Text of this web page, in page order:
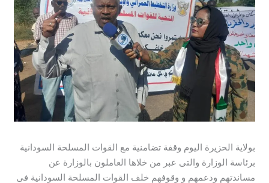
بولاية الحزيرة اليوم وقفة تضامنية مع القوات المسلحة السودانية
برئاسة الوزارة والتى عبر من خلاها العاملون بالوزارة عن
مساندتهم ودعمهم و وقوفهم خلف القوات المسلحة السودانية فى